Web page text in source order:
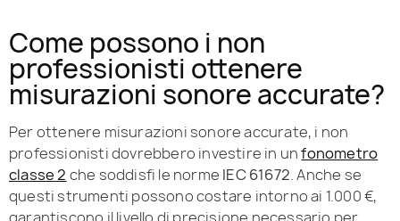
Come possono i non
professionisti ottenere
misurazioni sonore accurate?
Per ottenere misurazioni sonore accurate, i non
professionisti dovrebbero investire in unfonometro
classe 2 che soddisfi le norme IEC 61672. Anche se
questi strumenti possono costare intorno ai 1.000 €,